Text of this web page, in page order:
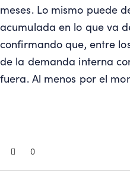
meses. Lo mismo puede
acumulada en lo que va
confirmando que, entre
de la demanda interna
fuera. Al menos por el
0